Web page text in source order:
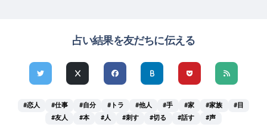
占い結果を友だちに伝える
#恋人 #仕事 #自分 #トラ #他人 #手 #家 #家族
#目
#友人
#本 #人 #刺す #切る #話す #声